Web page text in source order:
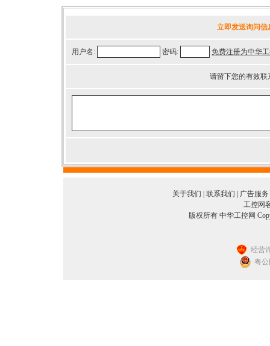
立即发送询问信
用户名: 密码: 免费注册为中华
请留下您的有效
关于我们 联系我们 广告服务
工控网
版权所有 中华工控网
经营
粤公